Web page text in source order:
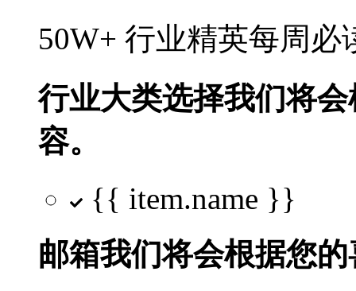
50W+ 行业精英每周
行业大类选择我们将
容。
{{ item.name }}
邮箱我们将会根据您